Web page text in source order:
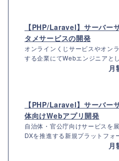
【PHP/Laravel】サーバー
タメサービスの開発
オンラインくじサービスやオン
する企業にてWebエンジニアと
月
【PHP/Laravel】サーバー
体向けWebアプリ開発
自治体・官公庁向けサービスを
DXを推進する新規プラットフォ
月